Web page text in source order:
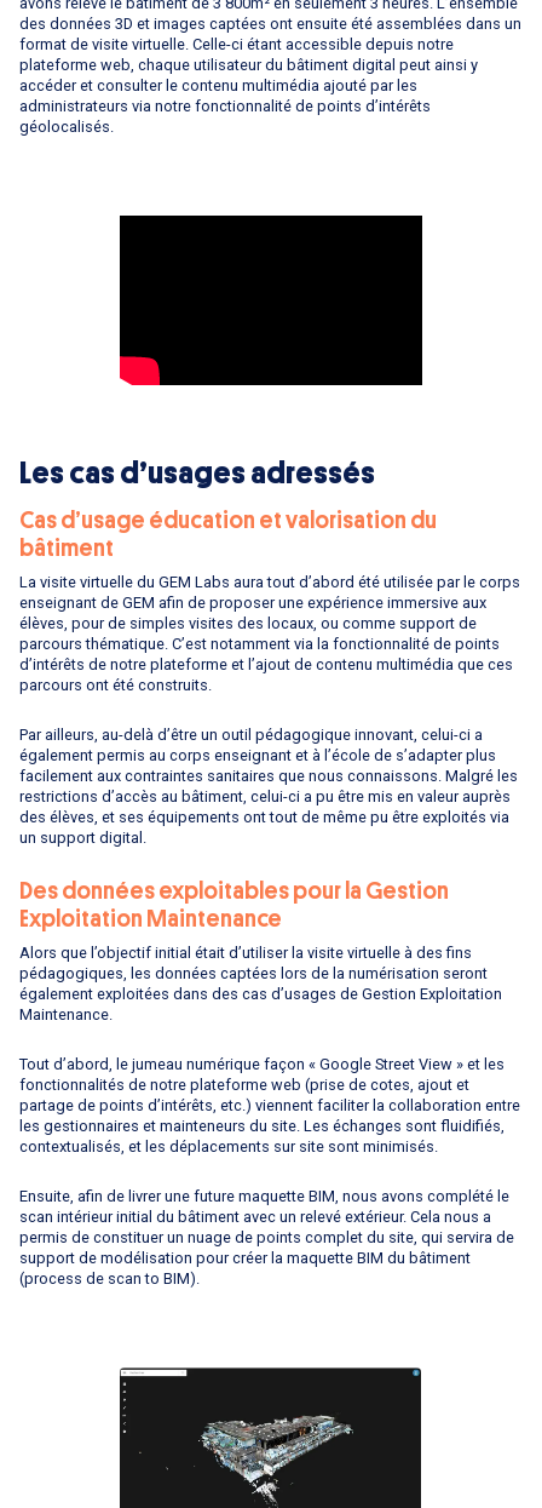
des données 3D et images captées ont ensuite été assemblées dans un
format de visite virtuelle. Celle-ci étant accessible depuis notre
plateforme web, chaque utilisateur du bâtiment digital peut ainsi y
accéder et consulter le contenu multimédia ajouté par les
administrateurs via notre fonctionnalité de points d’intérêts
géolocalisés.
Les cas d’usages adressés
Cas d’usage éducation et valorisation du
bâtiment
La visite virtuelle du GEM Labs aura tout d’abord été utilisée par le corps
enseignant de GEM afin de proposer une expérience immersive aux
élèves, pour de simples visites des locaux, ou comme support de
parcours thématique. C’est notamment via la fonctionnalité de points
d’intérêts de notre plateforme et l’ajout de contenu multimédia que ces
parcours ont été construits.
Par ailleurs, au-delà d’être un outil pédagogique innovant, celui-ci a
également permis au corps enseignant et à l’école de s’adapter plus
facilement aux contraintes sanitaires que nous connaissons. Malgré les
restrictions d’accès au bâtiment, celui-ci a pu être mis en valeur auprès
des élèves, et ses équipements ont tout de même pu être exploités via
un support digital.
Des données exploitables pour la Gestion
Exploitation Maintenance
Alors que l’objectif initial était d’utiliser la visite virtuelle à des fins
pédagogiques, les données captées lors de la numérisation seront
également exploitées dans des cas d’usages de Gestion Exploitation
Maintenance.
Tout d’abord, le jumeau numérique façon « Google Street View » et les
fonctionnalités de notre plateforme web (prise de cotes, ajout et
partage de points d’intérêts, etc.) viennent faciliter la collaboration entre
les gestionnaires et mainteneurs du site. Les échanges sont fluidifiés,
contextualisés, et les déplacements sur site sont minimisés.
Ensuite, afin de livrer une future maquette BIM, nous avons complété le
scan intérieur initial du bâtiment avec un relevé extérieur. Cela nous a
permis de constituer un nuage de points complet du site, qui servira de
support de modélisation pour créer la maquette BIM du bâtiment
(process de scan to BIM).